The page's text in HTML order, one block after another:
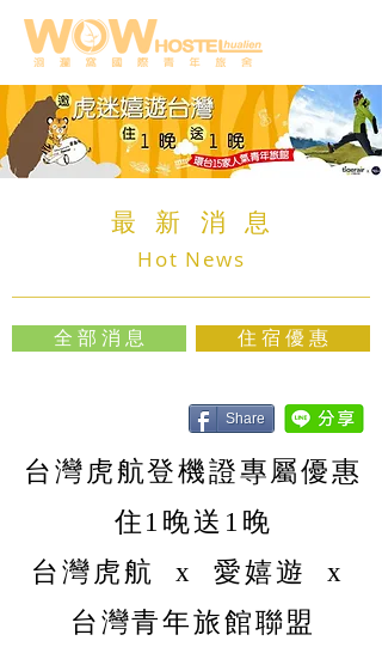
最 新 消 息
Hot News
全 部 消 息 住 宿 優 惠
Share
台灣虎航登機證專屬優惠
住1晚送1晚
台灣虎航 x 愛嬉遊 x
台灣青年旅館聯盟